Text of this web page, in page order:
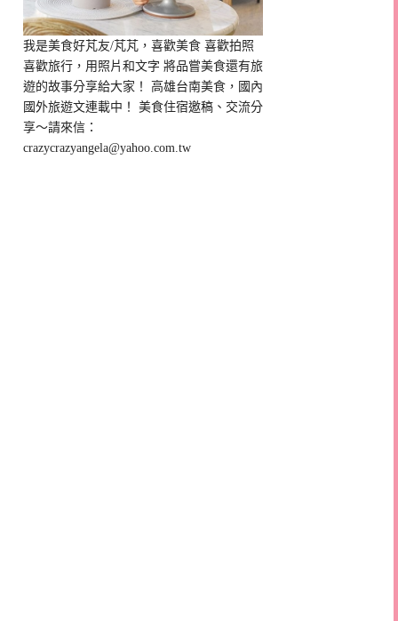
我是美食好芃友/芃芃，喜歡美食 喜歡拍照
喜歡旅行，用照片和文字 將品嘗美食還有旅
遊的故事分享給大家！ 高雄台南美食，國內
國外旅遊文連載中！ 美食住宿邀稿、交流分
享～請來信：
crazycrazyangela@yahoo.com.tw